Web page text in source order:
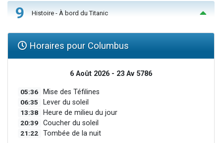
9 Histoire - À bord du Titanic
Horaires pour Columbus
6 Août 2026 - 23 Av 5786
05:36 Mise des Téfilines
06:35 Lever du soleil
13:38 Heure de milieu du jour
20:39 Coucher du soleil
21:22 Tombée de la nuit